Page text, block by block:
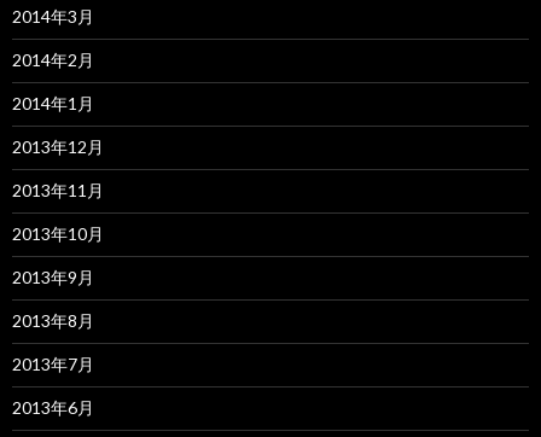
2014年3月
2014年2月
2014年1月
2013年12月
2013年11月
2013年10月
2013年9月
2013年8月
2013年7月
2013年6月